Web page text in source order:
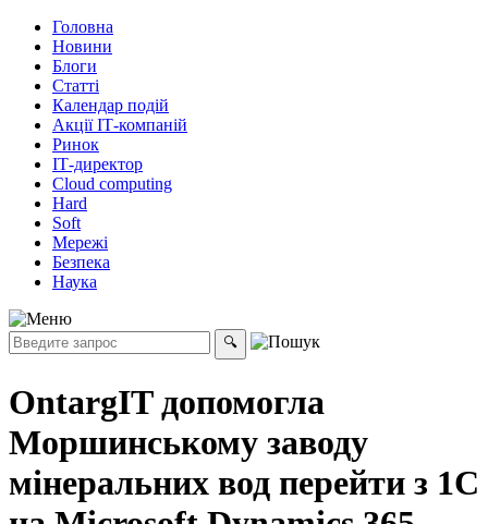
Головна
Новини
Блоги
Статті
Календар подій
Акції ІТ-компаній
Ринок
ІТ-директор
Cloud computing
Hard
Soft
Мережі
Безпека
Наука
OntargIT допомогла
Моршинському заводу
мінеральних вод перейти з 1С